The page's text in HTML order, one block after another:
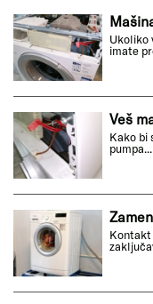
Ukoliko
imate
Veš
Kako bi
pumpa...
Kontakt